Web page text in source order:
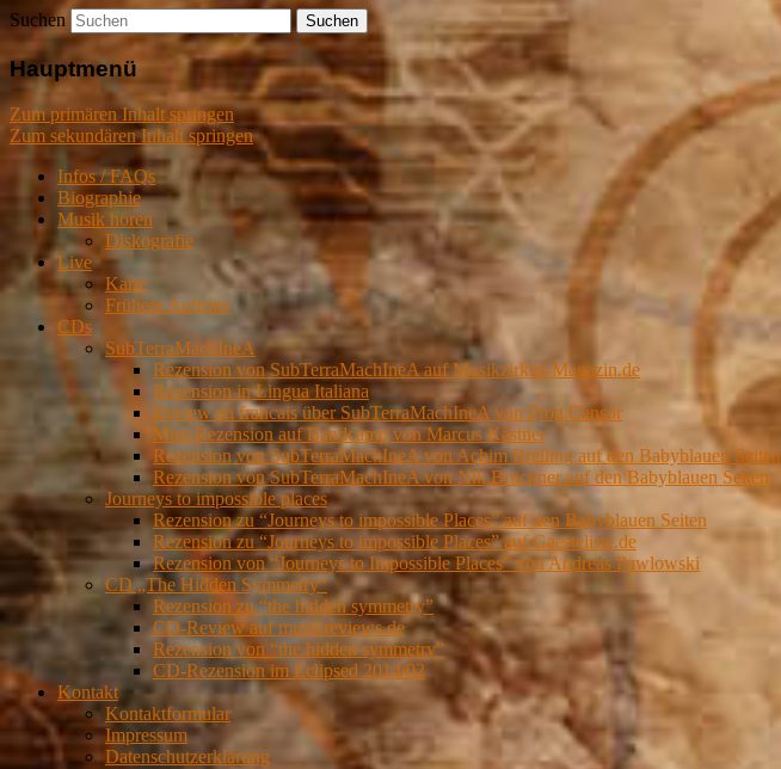
Suchen
Hauptmenü
Zum primären Inhalt springen
Zum sekundären Inhalt springen
Infos / FAQs
Biographie
Musik hören
Diskografie
Live
Karte
Frühere Auftritte
CDs
SubTerraMachIneA
Rezension von SubTerraMachIneA auf Musikzirkus-Magazin.de
Rezension in Lingua Italiana
Review en francais über SubTerraMachIneA von Prog Censor
Mini-Rezension auf Bandcamp von Marcus Kästner
Rezension von SubTerraMachIneA von Achim Breiling auf den Babyblauen Seiten
Rezension von SubTerraMachIneA von Nik Brückner auf den Babyblauen Seiten
Journeys to impossible places
Rezension zu “Journeys to impossible Places” auf den Babyblauen Seiten
Rezension zu “Journeys to impossible Places” auf Gaesteliste.de
Rezension von “Journeys to Impossible Places” von Andreas Pawlowski
CD „The Hidden Symmetry“
Rezension zu “the hidden symmetry”
CD-Review auf musikreviews.de
Rezension von “the hidden symmetry”
CD-Rezension im Eclipsed 2014/02
Kontakt
Kontaktformular
Impressum
Datenschutzerklärung